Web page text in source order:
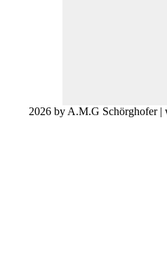
2026 by A.M.G Schörghofer |